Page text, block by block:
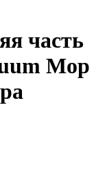
часть
Mop